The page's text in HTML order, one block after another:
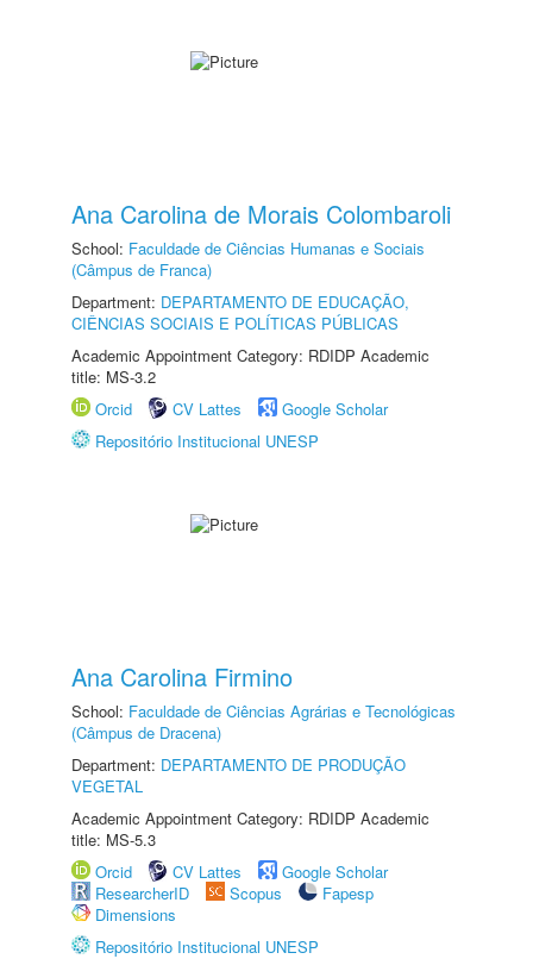
Ana Carolina de Morais Colombaroli
School: Faculdade de Ciências Humanas e Sociais
(Câmpus de Franca)
Department: DEPARTAMENTO DE EDUCAÇÃO,
CIÊNCIAS SOCIAIS E POLÍTICAS PÚBLICAS
Academic Appointment Category: RDIDP Academic
title: MS-3.2
Orcid
CV Lattes
Google Scholar
Repositório Institucional UNESP
Ana Carolina Firmino
School: Faculdade de Ciências Agrárias e Tecnológicas
(Câmpus de Dracena)
Department: DEPARTAMENTO DE PRODUÇÃO
VEGETAL
Academic Appointment Category: RDIDP Academic
title: MS-5.3
Orcid
CV Lattes
Google Scholar
ResearcherID
Scopus
Fapesp
Dimensions
Repositório Institucional UNESP